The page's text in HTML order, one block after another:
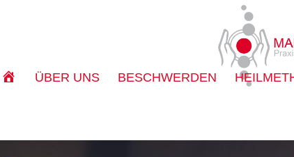
ÜBER UNS BESCHWERDEN